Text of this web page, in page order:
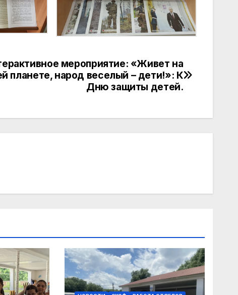
мероприятие: «Живет на
планете, народ веселый – дети!»: К
Дню защиты детей.